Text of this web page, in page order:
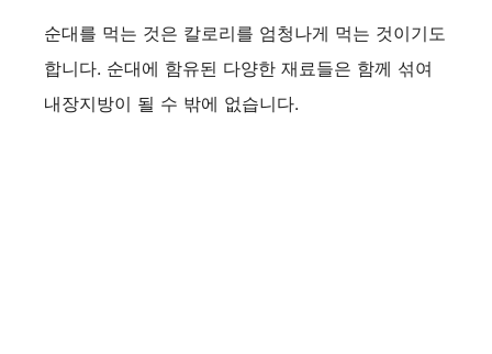
순대를 먹는 것은 칼로리를 엄청나게 먹는 것이기도
합니다. 순대에 함유된 다양한 재료들은 함께 섞여
내장지방이 될 수 밖에 없습니다.